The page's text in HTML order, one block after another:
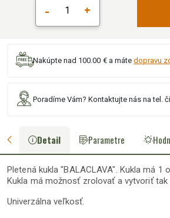
- +
Nakúpte nad 100.00 € a máte dopravu
Poradíme Vám? Kontaktujte nás na tel.
Detail Parametre
Pletená kukla "BALACLAVA". Kukla má 1
Kukla má možnosť zrolovať a vytvoriť tak
Univerzálna veľkosť.